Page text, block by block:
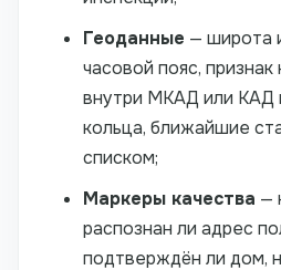
Геоданные — широта
часовой пояс,
внутри МКАД или КАД
кольца, ближайшие
списком;
Маркеры качества —
распознан ли адрес
подтверждён ли дом,